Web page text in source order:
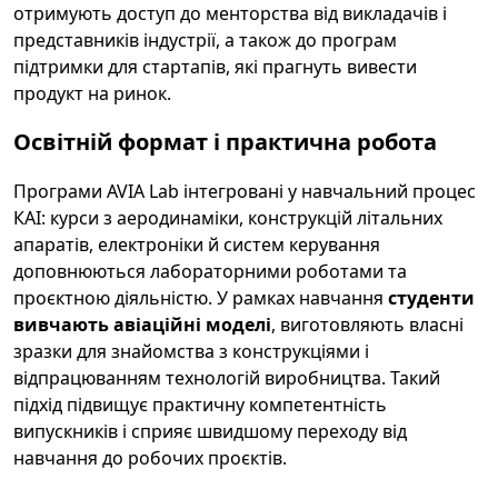
отримують доступ до менторства від викладачів і
представників індустрії, а також до програм
підтримки для стартапів, які прагнуть вивести
продукт на ринок.
Освітній формат і практична робота
Програми AVIA Lab інтегровані у навчальний процес
КАІ: курси з аеродинаміки, конструкцій літальних
апаратів, електроніки й систем керування
доповнюються лабораторними роботами та
проєктною діяльністю. У рамках навчання студенти
вивчають авіаційні моделі, виготовляють власні
зразки для знайомства з конструкціями і
відпрацюванням технологій виробництва. Такий
підхід підвищує практичну компетентність
випускників і сприяє швидшому переходу від
навчання до робочих проєктів.